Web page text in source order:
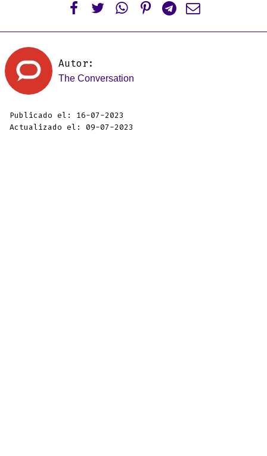
     
Autor:
The Conversation
Publicado el: 16-07-2023
Actualizado el: 09-07-2023